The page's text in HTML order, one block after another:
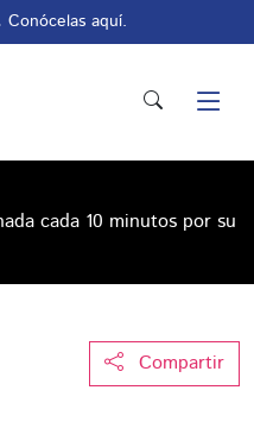
Conócelas aquí.
cada 10 minutos por su
Compartir